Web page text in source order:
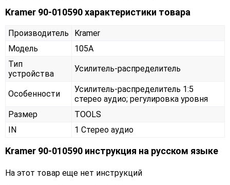
Kramer 90-010590 характеристики товара
Производитель
Kramer
Модель
105A
Тип
устройства
Усилитель-распределитель
Особенности
Усилитель-распределитель 1:5
стерео аудио; регулировка уровня
Размер
TOOLS
IN
1 Стерео аудио
Kramer 90-010590 инструкция на русском языке
На этот товар еще нет инструкций